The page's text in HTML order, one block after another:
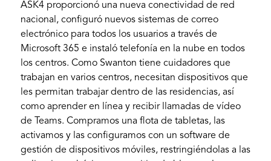
ASK4 proporcionó una nueva conectividad de red
nacional, configuró nuevos sistemas de correo
electrónico para todos los usuarios a través de
Microsoft 365 e instaló telefonía en la nube en todos
los centros. Como Swanton tiene cuidadores que
trabajan en varios centros, necesitan dispositivos que
les permitan trabajar dentro de las residencias, así
como aprender en línea y recibir llamadas de vídeo
de Teams. Compramos una flota de tabletas, las
activamos y las configuramos con un software de
gestión de dispositivos móviles, restringiéndolas a las